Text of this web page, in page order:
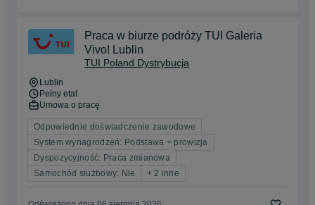
Praca w biurze podróży TUI Galeria
Vivo! Lublin
TUI Poland Dystrybucja
Lublin
Pełny etat
Umowa o pracę
Odpowiednie doświadczenie zawodowe
System wynagrodzeń: Podstawa + prowizja
Dyspozycyjność: Praca zmianowa
Samochód służbowy: Nie
+ 2 inne